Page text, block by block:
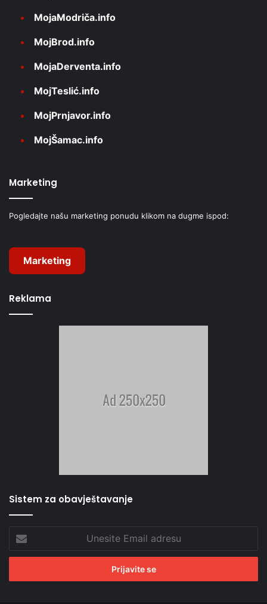
MojaModriča.info
MojBrod.info
MojaDerventa.info
MojTeslić.info
MojPrnjavor.info
MojŠamac.info
Marketing
Pogledajte našu marketing ponudu klikom na dugme ispod:
Marketing
Reklama
Sistem za obavještavanje
Unesite
Email
adresu